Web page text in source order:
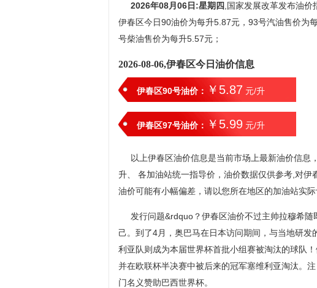
2026年08月06日:星期四 ,国家发展改革发布油
伊春区今日90油价为每升5.87元，93号汽油售价为
号柴油售价为每升5.57元；
2026-08-06,伊春区今日油价信息
伊春区90号油价： ￥5.87 元/升
伊春区97号油价： ￥5.99 元/升
以上伊春区油价信息是当前市场上最新油价信
升、 各加油站统一指导价，油价数据仅供参考,对
油价可能有小幅偏差，请以您所在地区的加油站实际
发行问题&rdquo？伊春区油价不过主帅拉穆希
己。到了4月，奥巴马在日本访问期间，与当地研
利亚队则成为本届世界杯首批小组赛被淘汰的球队
并在欧联杯半决赛中被后来的冠军塞维利亚淘汰。
门名义赞助巴西世界杯。